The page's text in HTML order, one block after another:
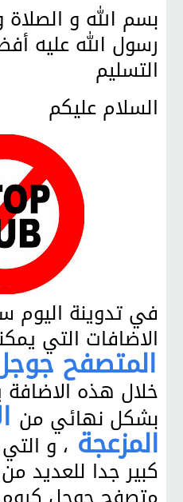
بسم الله و
رسول الله عليه
التسليم
السلام عليكم
في تدوينة اليوم
الاضافات التي
المتصفح
خلال هذه
بشكل نهائي من
المزعجة ، و
كبير جدا للعديد